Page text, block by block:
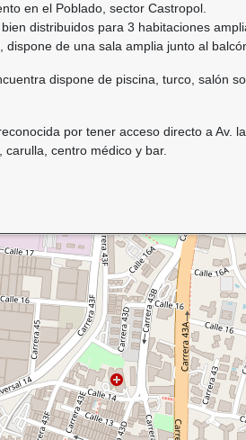
en el Poblado, sector Castropol.
distribuidos para 3 habitaciones
dispone de una sala amplia junto al
dispone de piscina, turco, salón
por tener acceso directo a Av.
centro médico y bar.